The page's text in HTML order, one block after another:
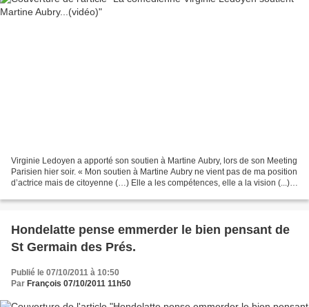
Virginie Ledoyen a apporté son soutien à Martine Aubry, lors de son Meeting
Parisien hier soir. « Mon soutien à Martine Aubry ne vient pas de ma position
d’actrice mais de citoyenne (…) Elle a les compétences, elle a la vision (...).
Hondelatte pense emmerder le bien pensant de
St Germain des Prés.
Publié le 07/10/2011 à 10:50
Par François 07/10/2011 11h50